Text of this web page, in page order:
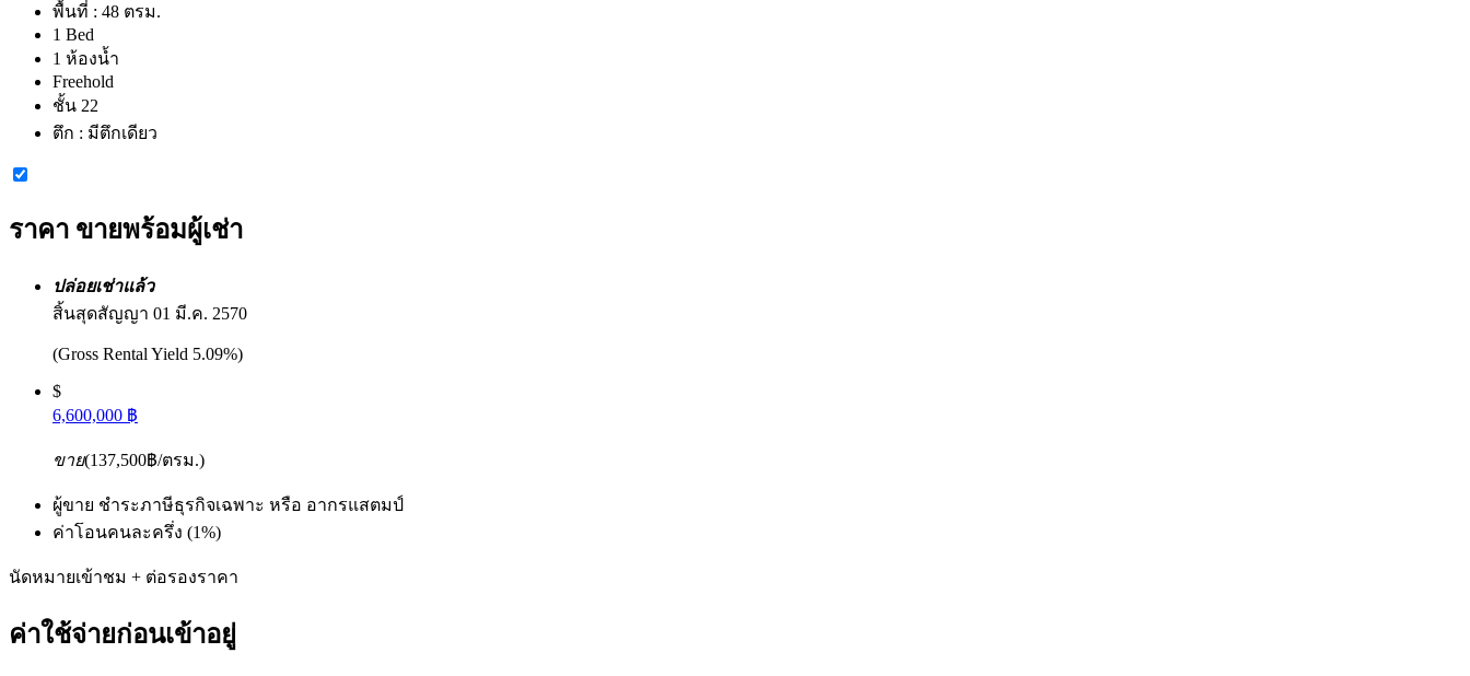
พื้นที่ : 48 ตรม.
1 Bed
1 ห้องน้ำ
Freehold
ชั้น 22
ตึก : มีตึกเดียว
ราคา ขายพร้อมผู้เช่า
ปล่อยเช่าแล้ว
สิ้นสุดสัญญา 01 มี.ค. 2570
(Gross Rental Yield 5.09%)
$
6,600,000 ฿
ขาย(137,500฿/ตรม.)
ผู้ขาย ชำระภาษีธุรกิจเฉพาะ หรือ อากรแสตมป์
ค่าโอนคนละครึ่ง (1%)
นัดหมายเข้าชม + ต่อรองราคา
ค่าใช้จ่ายก่อนเข้าอยู่